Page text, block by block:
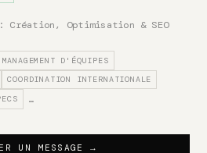
Création, Optimisation & SEO
MANAGEMENT D'ÉQUIPES
COORDINATION INTERNATIONALE
…
UN MESSAGE→